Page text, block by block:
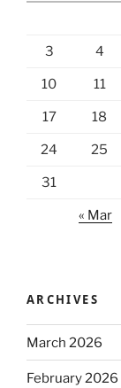
3 4
10 11
17 18
24 25
31
« Mar
ARCHIVES
March 2026
February 2026